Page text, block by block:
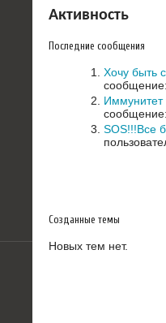
Активность
Последние сообщения
Хочу быть
Иммунитет
SOS!!!Все
Созданные темы
Новых тем нет.